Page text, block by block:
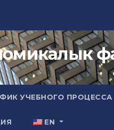
УЧЕБНОГО ПРОЦЕССА
EN